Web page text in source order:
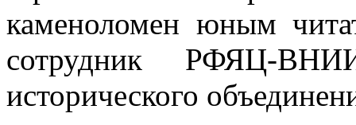
каменоломен юным
сотрудник РФЯЦ-
исторического